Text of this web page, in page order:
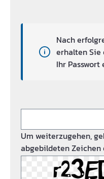
Nach
erhalten Sie
Ihr
Um weiterzugehen,
abgebildeten Zeichen